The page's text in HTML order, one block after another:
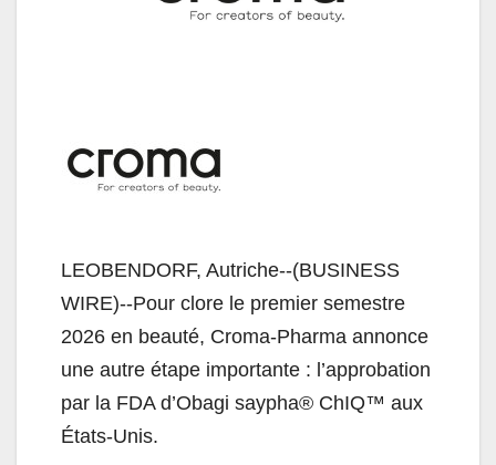
LEOBENDORF, Autriche--(BUSINESS
WIRE)--Pour clore le premier semestre
2026 en beauté, Croma-Pharma annonce
une autre étape importante : l’approbation
par la FDA d’Obagi saypha® ChIQ™ aux
États-Unis.